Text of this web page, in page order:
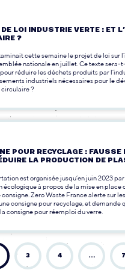
LOI INDUSTRIE VERTE : ET
?
cette semaine le projet de loi sur
nationale en juillet. Ce texte sera-
réduire les déchets produits par
industriels nécessaires pour le
circulaire ?
POUR RECYCLAGE : FAUSSE
LA PRODUCTION DE
est organisée jusqu’en juin 2023
écologique à propos de la mise en place
Zero Waste France alerte sur
consigne pour recyclage, et demande
consigne pour réemploi du verre.
3 4 … 7